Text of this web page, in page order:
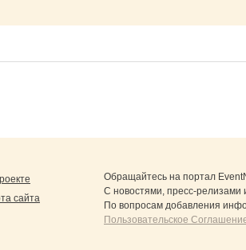
сайта
Обращайтесь на портал
С новостями, пресс-релизами
По вопросам добавления
Пользовательское